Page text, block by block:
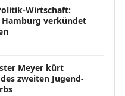
Wirtschaft:
verkündet
Meyer kürt
zweiten Jugend-